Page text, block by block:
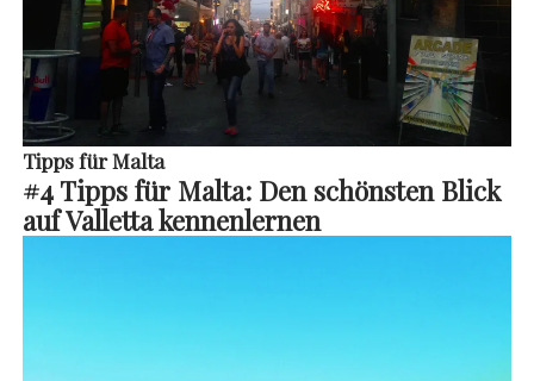
Tipps für Malta
#4 Tipps für Malta: Den schönsten Blick
auf Valletta kennenlernen